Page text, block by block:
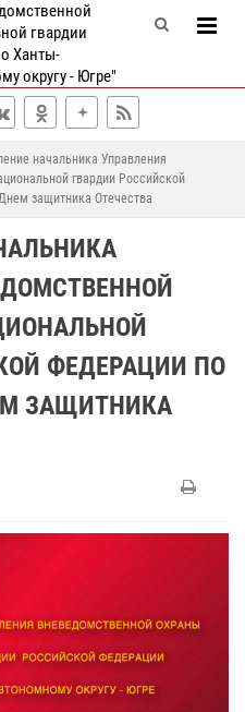
гвардии
Ханты-
округу - Югре"
начальника Управления
гвардии Российской
защитника Отечества
ФЕДЕРАЦИИ ПО
ЗАЩИТНИКА